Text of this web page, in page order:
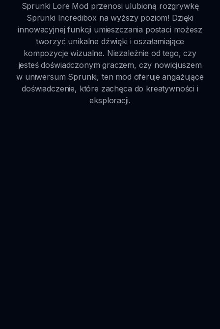
Sprunki Lore Mod przenosi ulubioną rozgrywkę
Sprunki Incredibox na wyższy poziom! Dzięki
innowacyjnej funkcji umieszczania postaci możesz
tworzyć unikalne dźwięki i oszałamiające
kompozycje wizualne. Niezależnie od tego, czy
jesteś doświadczonym graczem, czy nowicjuszem
w uniwersum Sprunki, ten mod oferuje angażujące
doświadczenie, które zachęca do kreatywności i
eksploracji.